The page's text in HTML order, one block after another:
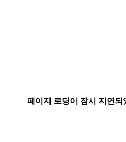
페이지 로딩이 잠시 지연